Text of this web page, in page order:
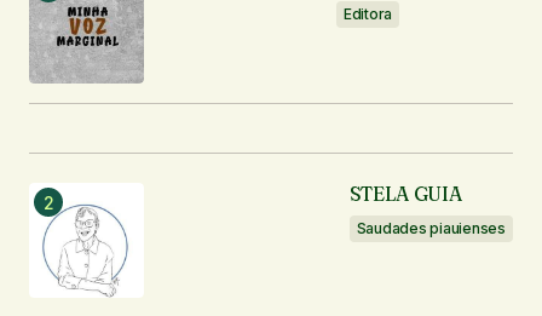
Notifique-me sobre novas publicações por e-mail.
Editora
STELA GUIA
Saudades piauienses